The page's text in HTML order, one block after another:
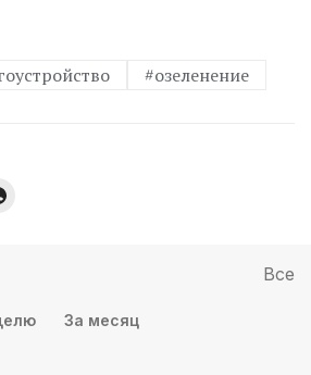
#озеленение
Все
За месяц